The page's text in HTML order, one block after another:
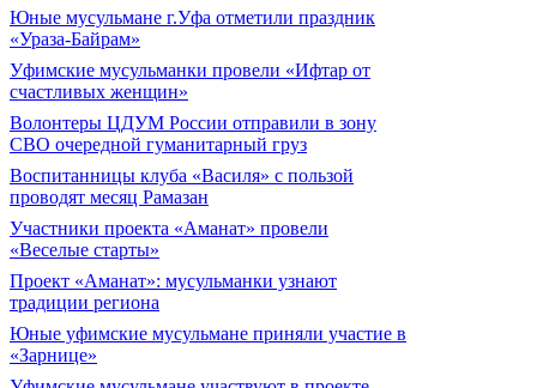
Юные мусульмане г.Уфа отметили праздник
«Ураза-Байрам»
Уфимские мусульманки провели «Ифтар от
счастливых женщин»
Волонтеры ЦДУМ России отправили в зону
СВО очередной гуманитарный груз
Воспитанницы клуба «Василя» с пользой
проводят месяц Рамазан
Участники проекта «Аманат» провели
«Веселые старты»
Проект «Аманат»: мусульманки узнают
традиции региона
Юные уфимские мусульмане приняли участие в
«Зарнице»